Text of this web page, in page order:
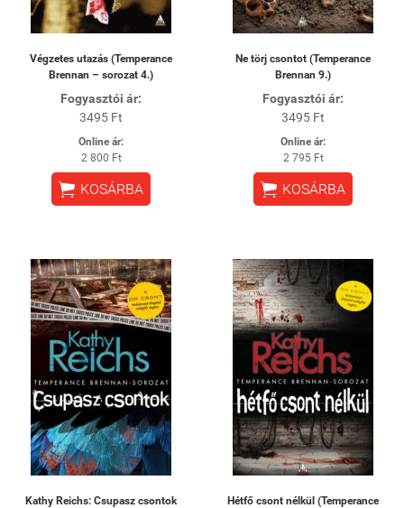
Végzetes utazás (Temperance
Brennan – sorozat 4.)
Fogyasztói ár:
3495 Ft
Online ár:
2 800 Ft
 KOSÁRBA
Ne törj csontot (Temperance
Brennan 9.)
Fogyasztói ár:
3495 Ft
Online ár:
2 795 Ft
 KOSÁRBA
Kathy Reichs: Csupasz csontok
Hétfő csont nélkül (Temperance